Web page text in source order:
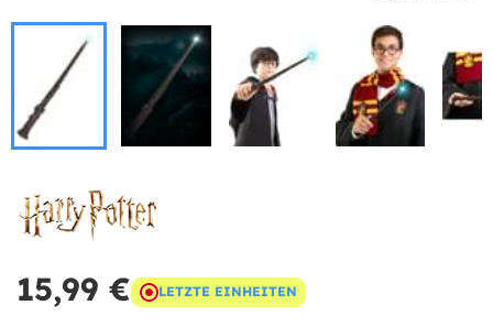
15,99 € LETZTE EINHEITEN